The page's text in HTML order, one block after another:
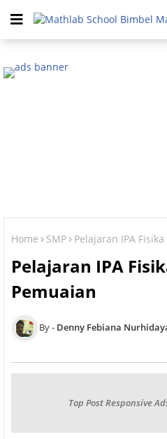
Home SMP Pelajaran IPA
Pelajaran IPA
Pemuaian
Denny Febiana
Top Post Responsive